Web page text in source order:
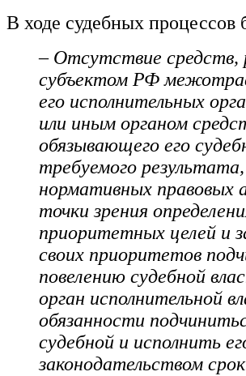
В ходе судебных процессов
– Отсутствие средств,
субъектом РФ
его исполнительных
или иным органом
обязывающего его
требуемого
нормативных правовых
точки зрения
приоритетных целей и
своих приоритетов
повелению судебной
орган исполнительной
обязанности
судебной и исполнить
законодательством